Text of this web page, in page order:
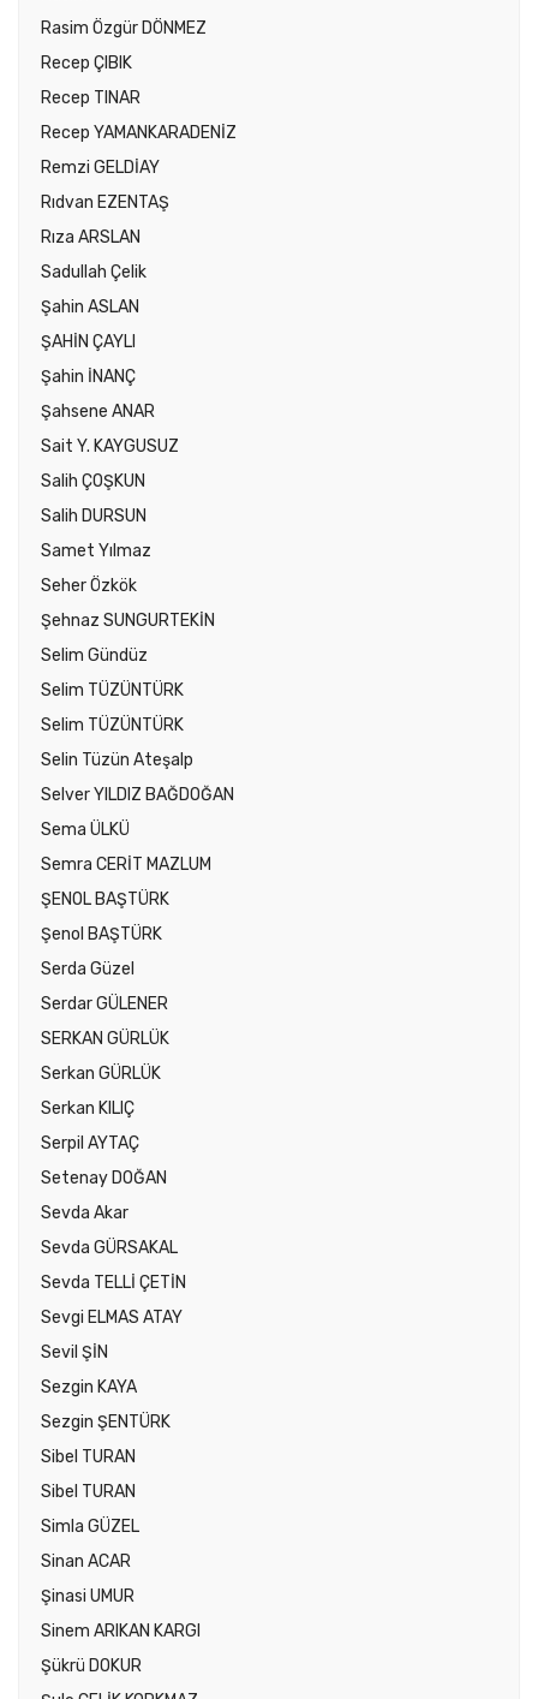
Rasim Özgür DÖNMEZ
Recep ÇIBIK
Recep TINAR
Recep YAMANKARADENİZ
Remzi GELDİAY
Rıdvan EZENTAŞ
Rıza ARSLAN
Sadullah Çelik
Şahin ASLAN
ŞAHİN ÇAYLI
Şahin İNANÇ
Şahsene ANAR
Sait Y. KAYGUSUZ
Salih ÇOŞKUN
Salih DURSUN
Samet Yılmaz
Seher Özkök
Şehnaz SUNGURTEKİN
Selim Gündüz
Selim TÜZÜNTÜRK
Selim TÜZÜNTÜRK
Selin Tüzün Ateşalp
Selver YILDIZ BAĞDOĞAN
Sema ÜLKÜ
Semra CERİT MAZLUM
ŞENOL BAŞTÜRK
Şenol BAŞTÜRK
Serda Güzel
Serdar GÜLENER
SERKAN GÜRLÜK
Serkan GÜRLÜK
Serkan KILIÇ
Serpil AYTAÇ
Setenay DOĞAN
Sevda Akar
Sevda GÜRSAKAL
Sevda TELLİ ÇETİN
Sevgi ELMAS ATAY
Sevil ŞİN
Sezgin KAYA
Sezgin ŞENTÜRK
Sibel TURAN
Sibel TURAN
Simla GÜZEL
Sinan ACAR
Şinasi UMUR
Sinem ARIKAN KARGI
Şükrü DOKUR